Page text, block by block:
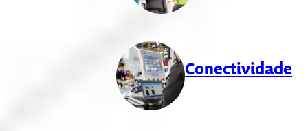
Conectividade